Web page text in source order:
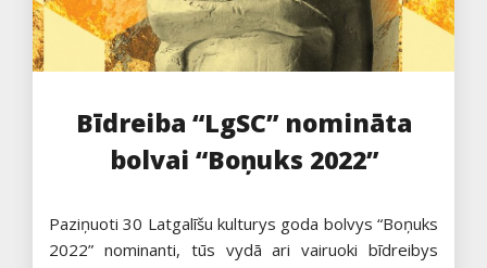
Bīdreiba “LgSC” nomināta
bolvai “Boņuks 2022”
Paziņuoti 30 Latgalīšu kulturys goda bolvys “Boņuks
2022” nominanti, tūs vydā ari vairuoki bīdreibys